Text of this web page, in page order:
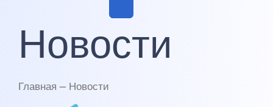
Новости
Главная — Новости